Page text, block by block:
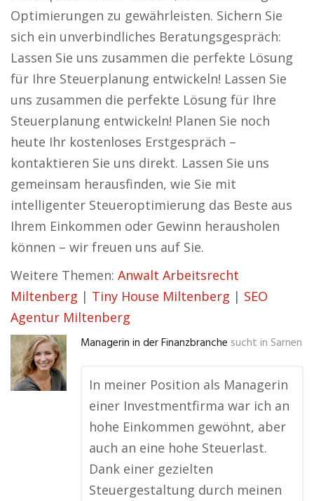
Optimierungen zu gewährleisten. Sichern Sie
sich ein unverbindliches Beratungsgespräch:
Lassen Sie uns zusammen die perfekte Lösung
für Ihre Steuerplanung entwickeln! Lassen Sie
uns zusammen die perfekte Lösung für Ihre
Steuerplanung entwickeln! Planen Sie noch
heute Ihr kostenloses Erstgespräch –
kontaktieren Sie uns direkt. Lassen Sie uns
gemeinsam herausfinden, wie Sie mit
intelligenter Steueroptimierung das Beste aus
Ihrem Einkommen oder Gewinn herausholen
können – wir freuen uns auf Sie.
Weitere Themen: Anwalt Arbeitsrecht
Miltenberg | Tiny House Miltenberg | SEO
Agentur Miltenberg
Managerin in der Finanzbranche sucht in Sarnen
In meiner Position als Managerin
einer Investmentfirma war ich an
hohe Einkommen gewöhnt, aber
auch an eine hohe Steuerlast.
Dank einer gezielten
Steuergestaltung durch meinen